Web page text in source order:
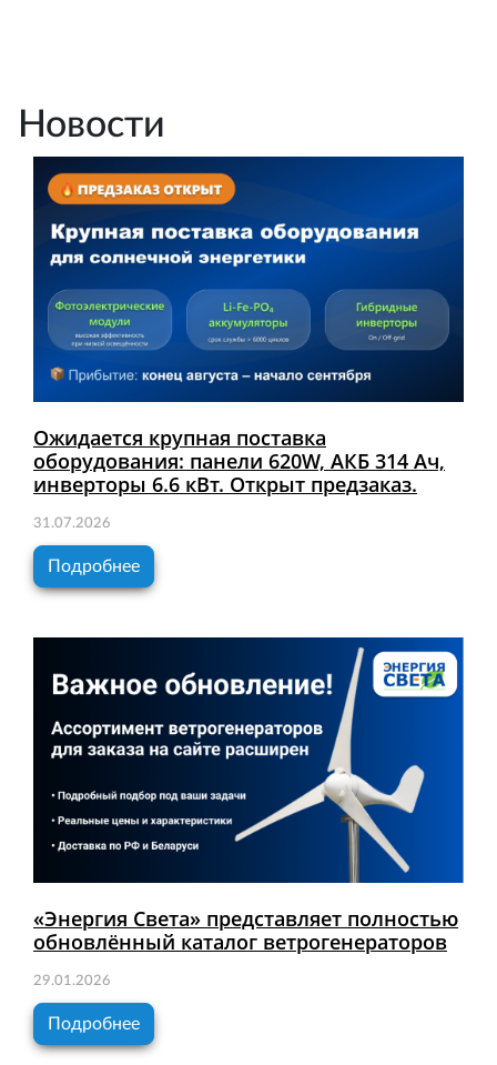
Новости
Ожидается крупная поставка
оборудования: панели 620W, АКБ 314 Ач,
инверторы 6.6 кВт. Открыт предзаказ.
31.07.2026
Подробнее
«Энергия Света» представляет полностью
обновлённый каталог ветрогенераторов
29.01.2026
Подробнее